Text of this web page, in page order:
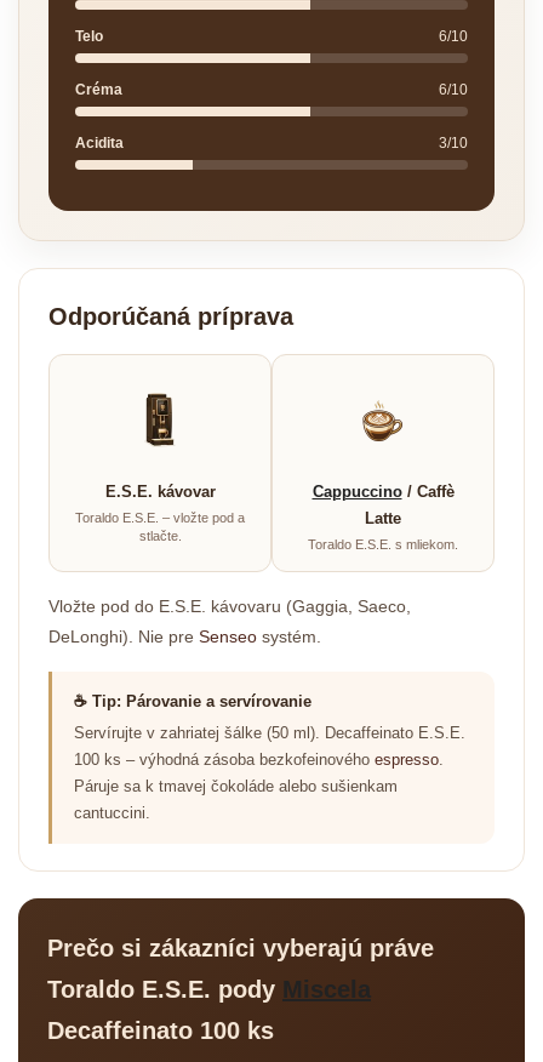
Telo 6/10
Créma 6/10
Acidita 3/10
Odporúčaná príprava
E.S.E. kávovar
Toraldo E.S.E. – vložte pod a
stlačte.
Cappuccino/ Caffè
Latte
Toraldo E.S.E. s mliekom.
Vložte pod do E.S.E. kávovaru (Gaggia, Saeco,
DeLonghi). Nie pre Senseo systém.
☕ Tip: Párovanie a servírovanie
Servírujte v zahriatej šálke (50 ml). Decaffeinato E.S.E.
100 ks – výhodná zásoba bezkofeinového espresso.
Páruje sa k tmavej čokoláde alebo sušienkam
cantuccini.
Prečo si zákazníci vyberajú práve
Toraldo E.S.E. pody Miscela
Decaffeinato 100 ks